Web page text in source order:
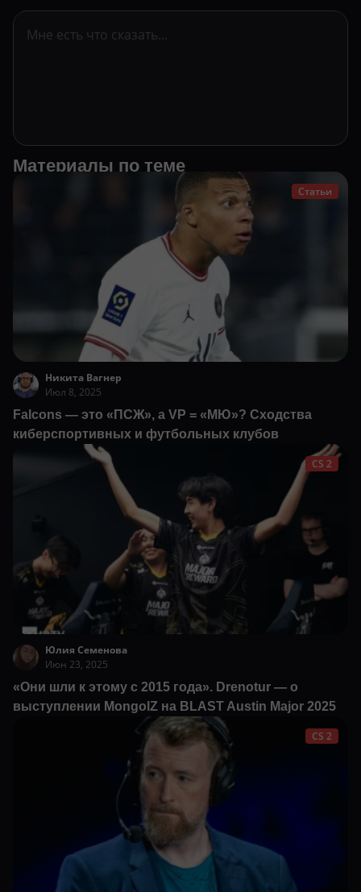
Материалы по теме
Статьи
Никита Вагнер
Июл 8, 2025
Falcons — это «ПСЖ», а VP = «МЮ»? Сходства
киберспортивных и футбольных клубов
CS 2
Юлия Семенова
Июн 23, 2025
«Они шли к этому с 2015 года». Drenotur — о
выступлении MongolZ на BLAST Austin Major 2025
CS 2